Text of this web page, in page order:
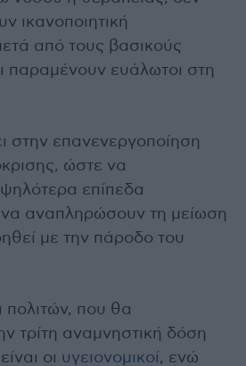
ικανοποιητική
από τους βασικούς
παραμένουν ευάλωτοι στη
στην επανενεργοποίηση
ώστε να
επίπεδα
αναπληρώσουν τη μείωση
με την πάροδο του
που θα
τρίτη αναμνηστική δόση
οι υγειονομικοί, ενώ